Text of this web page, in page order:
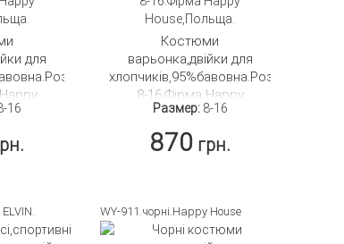
для
16
Костюми
варьонка,двійки для
хлопчиків,95%бавовна.Розмір
8-16.Фірма Happy
House,Польща.
Размер: 8-16
870грн.
ПОДРОБНЕЕ
WY-911.чорні.Happy House